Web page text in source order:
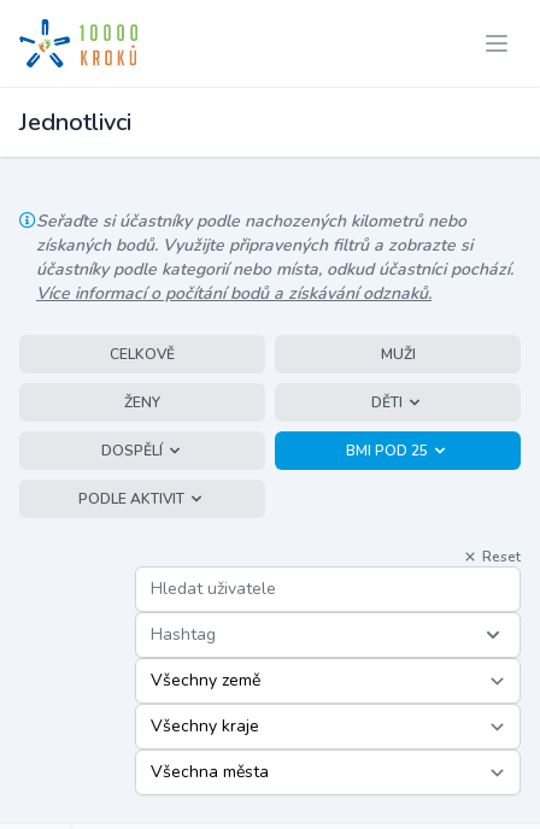
Jednotlivci
Seřaďte si účastníky podle nachozených kilometrů nebo
získaných bodů. Využijte připravených filtrů a zobrazte si
účastníky podle kategorií nebo místa, odkud účastníci pochází.
Více informací o počítání bodů a získávání odznaků.
CELKOVĚ MUŽI
ŽENY DĚTI
DOSPĚLÍ BMI POD 25
PODLE AKTIVIT
Reset
Hashtag